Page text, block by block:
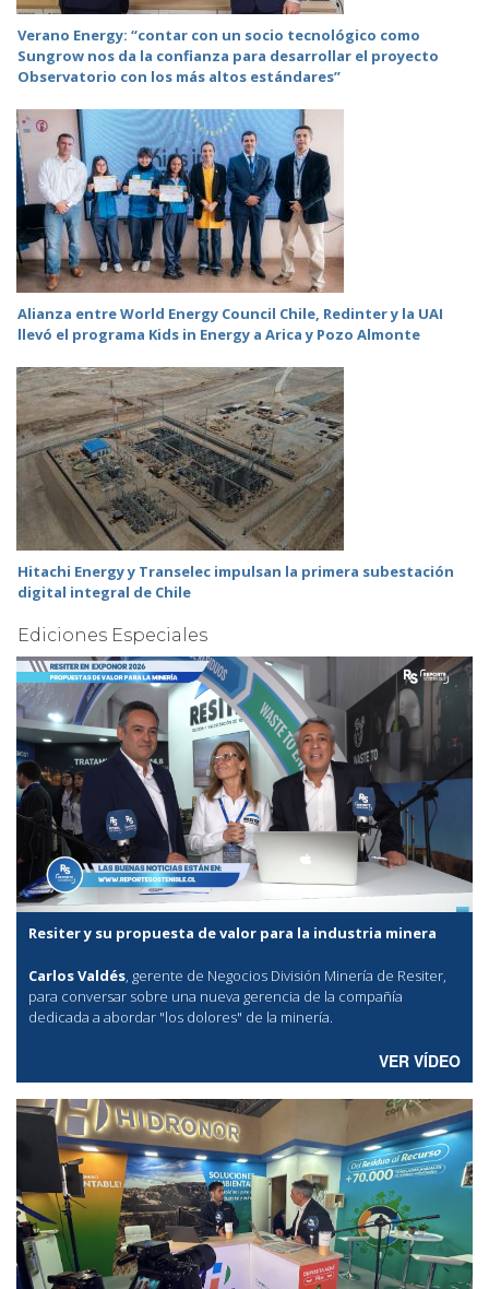
Verano Energy: “contar con un socio tecnológico como
Sungrow nos da la confianza para desarrollar el proyecto
Observatorio con los más altos estándares”
Alianza entre World Energy Council Chile, Redinter y la UAI
llevó el programa Kids in Energy a Arica y Pozo Almonte
Hitachi Energy y Transelec impulsan la primera subestación
digital integral de Chile
Ediciones Especiales
Resiter y su propuesta de valor para la industria minera
Carlos Valdés, gerente de Negocios División Minería de Resiter,
para conversar sobre una nueva gerencia de la compañía
dedicada a abordar "los dolores" de la minería.
VER VÍDEO